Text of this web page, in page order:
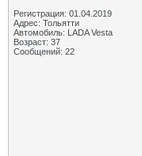
Регистрация: 01.04.2019
Адрес: Тольятти
Автомобиль: LADA Vesta
Возраст: 37
Сообщений: 22